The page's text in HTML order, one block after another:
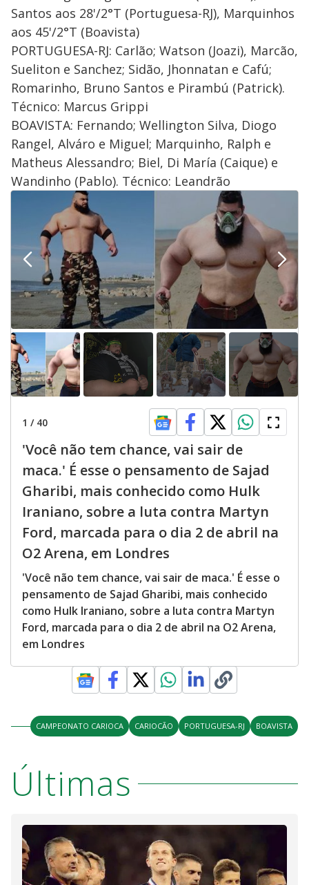
Santos aos 28'/2°T (Portuguesa-RJ), Marquinhos
aos 45'/2°T (Boavista)
PORTUGUESA-RJ: Carlão; Watson (Joazi), Marcão,
Sueliton e Sanchez; Sidão, Jhonnatan e Cafú;
Romarinho, Bruno Santos e Pirambú (Patrick).
Técnico: Marcus Grippi
BOAVISTA: Fernando; Wellington Silva, Diogo
Rangel, Alváro e Miguel; Marquinho, Ralph e
Matheus Alessandro; Biel, Di María (Caique) e
Wandinho (Pablo). Técnico: Leandrão
1 / 40
'Você não tem chance, vai sair de
maca.' É esse o pensamento de Sajad
Gharibi, mais conhecido como Hulk
Iraniano, sobre a luta contra Martyn
Ford, marcada para o dia 2 de abril na
O2 Arena, em Londres
'Você não tem chance, vai sair de maca.' É esse o
pensamento de Sajad Gharibi, mais conhecido
como Hulk Iraniano, sobre a luta contra Martyn
Ford, marcada para o dia 2 de abril na O2 Arena,
em Londres
CAMPEONATO CARIOCA CARIOCÃO PORTUGUESA-RJ BOAVISTA
Últimas